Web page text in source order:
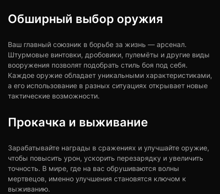
Обширный выбор оружия
Ваш главный союзник в борьбе за жизнь — арсенал.
Штурмовые винтовки, дробовики, пулемёты и другие виды
вооружения позволят подобрать стиль боя под себя.
Каждое оружие обладает уникальными характеристиками,
а его использование в разных ситуациях открывает новые
тактические возможности.
Прокачка и выживание
Зарабатывайте награды в сражениях и улучшайте оружие,
чтобы повысить урон, ускорить перезарядку и увеличить
точность. В мире, где на вас обрушиваются волны
мертвецов, именно улучшения становятся ключом к
выживанию.